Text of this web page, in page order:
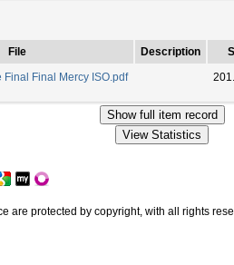
File Description
Final Final Mercy ISO.pdf
are protected by copyright, with all rights